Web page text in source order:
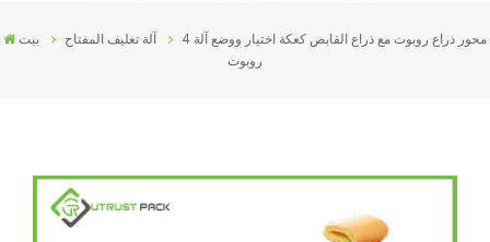
بيت آلة تغليف المفتاح
4 محور ذراع روبوت مع ذراع القابض كعكة اختيار ووضع آلة
روبوت